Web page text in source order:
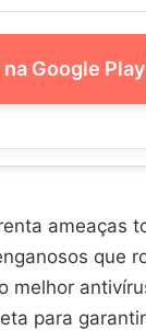
na Google Play
ameaças
que
melhor
para